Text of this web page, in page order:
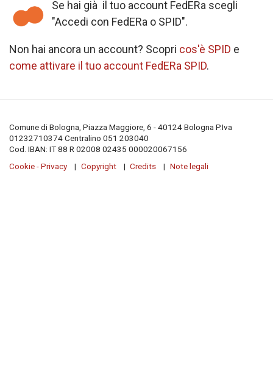
Se hai già il tuo account FedERa scegli
"Accedi con FedERa o SPID".
Non hai ancora un account? Scopri cos'è SPID e
come attivare il tuo account FedERa SPID.
Comune di Bologna, Piazza Maggiore, 6 - 40124 Bologna P.Iva
01232710374 Centralino 051 203040
Cod. IBAN: IT 88 R 02008 02435 000020067156
Cookie - Privacy
Copyright Credits Note legali